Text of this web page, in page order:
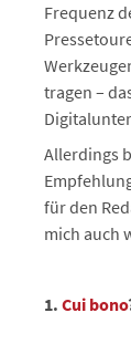
Frequenz
tragen –
Allerdings
für den
mich auch
1. Cui bono